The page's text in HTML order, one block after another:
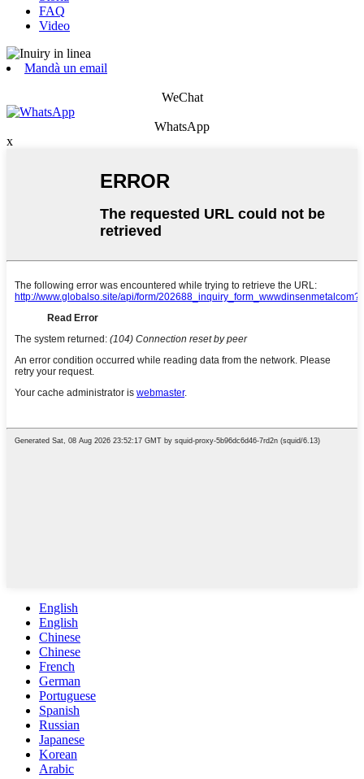
FAQ
Video
Mandà un email
WeChat
WhatsApp
x
English
English
Chinese
Chinese
French
German
Portuguese
Spanish
Russian
Japanese
Korean
Arabic